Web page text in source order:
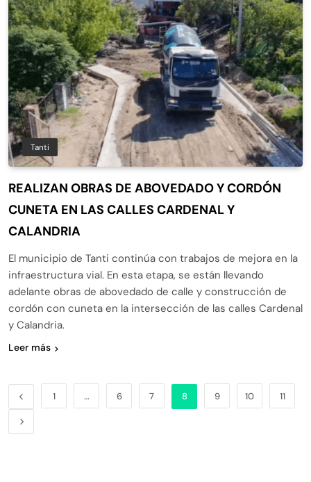
Tanti
REALIZAN OBRAS DE ABOVEDADO Y CORDÓN
CUNETA EN LAS CALLES CARDENAL Y
CALANDRIA
El municipio de Tanti continúa con trabajos de mejora en la
infraestructura vial. En esta etapa, se están llevando
adelante obras de abovedado de calle y construcción de
cordón con cuneta en la intersección de las calles Cardenal
y Calandria.
Leer más
1 … 6 7 8 9 10 11